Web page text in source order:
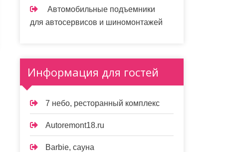
Автомобильные подъемники
для автосервисов и шиномонтажей
Информация для гостей
7 небо, ресторанный комплекс
Autoremont18.ru
Barbie, сауна